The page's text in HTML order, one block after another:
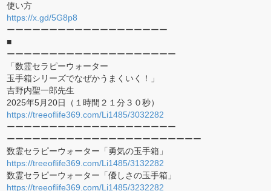
使い方
https://x.gd/5G8p8
ーーーーーーーーーーーーーーーーーーー
■
ーーーーーーーーーーーーーーーーーーーー
「数霊セラピーウォーター
玉手箱シリーズでなぜかうまくいく！」
吉野内聖一郎先生
2025年5月20日（１時間２１分３０秒）
https://treeoflife369.com/Li1485/3032282
ーーーーーーーーーーーーーーーーーーーー
ーーーーーーーーーーーーーーーーーーーーーーー
数霊セラピーウォーター「勇気の玉手箱」
https://treeoflife369.com/Li1485/3132282
数霊セラピーウォーター「優しさの玉手箱」
https://treeoflife369.com/Li1485/3232282